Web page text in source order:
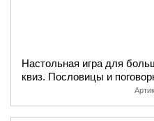
Настольная игра для
квиз. Пословицы и